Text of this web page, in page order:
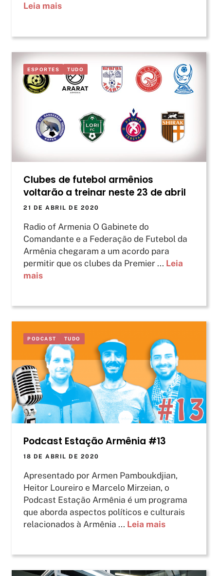
Leia mais
ESPORTES TUDO
Clubes de futebol armênios
voltarão a treinar neste 23 de abril
21 DE ABRIL DE 2020
Radio of Armenia O Gabinete do
Comandante e a Federação de Futebol da
Armênia chegaram a um acordo para
permitir que os clubes da Premier ... Leia
mais
PODCAST TUDO
Podcast Estação Armênia #13
18 DE ABRIL DE 2020
Apresentado por Armen Pamboukdjian,
Heitor Loureiro e Marcelo Mirzeian, o
Podcast Estação Armênia é um programa
que aborda aspectos políticos e culturais
relacionados à Armênia ... Leia mais